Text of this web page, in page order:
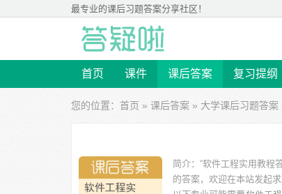
最专业的课后习题答案分享社区！
首页 课件 课后答案 复习提纲
您的位置： 首页 » 课后答案 » 大学课后习题答案
简介： “软件工程实用教程
的答案，欢迎在本站发起求